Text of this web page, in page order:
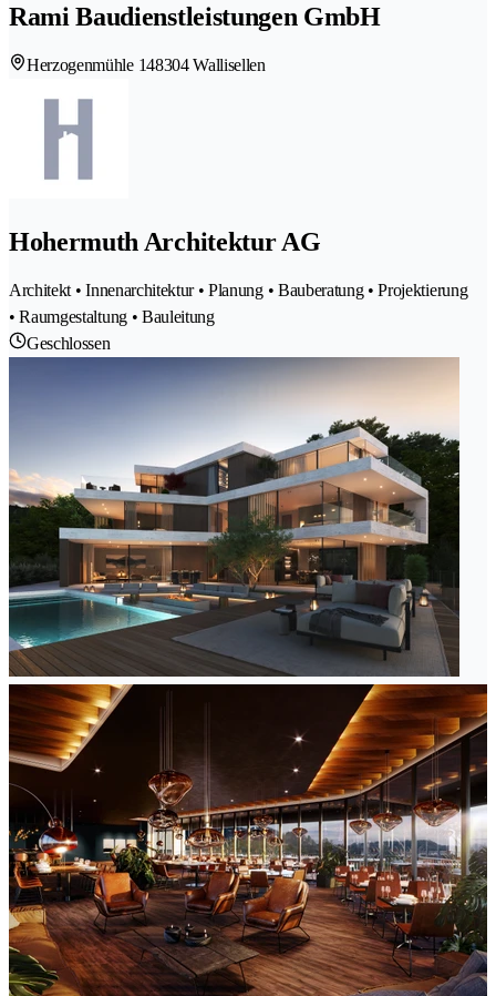
Rami Baudienstleistungen GmbH
Herzogenmühle 148304 Wallisellen
Hohermuth Architektur AG
Architekt • Innenarchitektur • Planung • Bauberatung • Projektierung
• Raumgestaltung • Bauleitung
Geschlossen